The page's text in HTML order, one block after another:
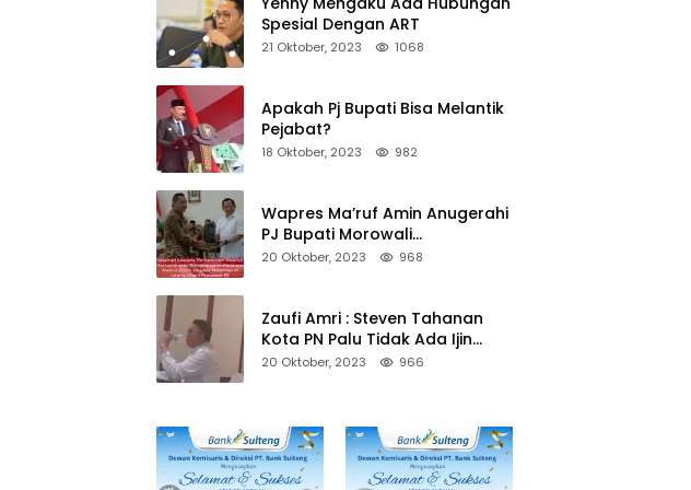
Spesial Dengan ART
21 Oktober, 2023 1068
Apakah Pj Bupati Bisa Melantik
Pejabat?
18 Oktober, 2023 982
Wapres Ma’ruf Amin Anugerahi
PJ Bupati Morowali
Penghargaan Paritrana Award
20 Oktober, 2023 968
Zaufi Amri : Steven Tahanan
Kota PN Palu Tidak Ada Ijin
Keluar Kota
20 Oktober, 2023 966